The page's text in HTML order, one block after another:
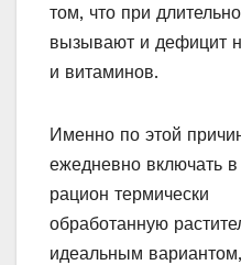
том, что при
вызывают и дефицит
и витаминов.
Именно по этой
ежедневно включать в
рацион термически
обработанную
идеальным